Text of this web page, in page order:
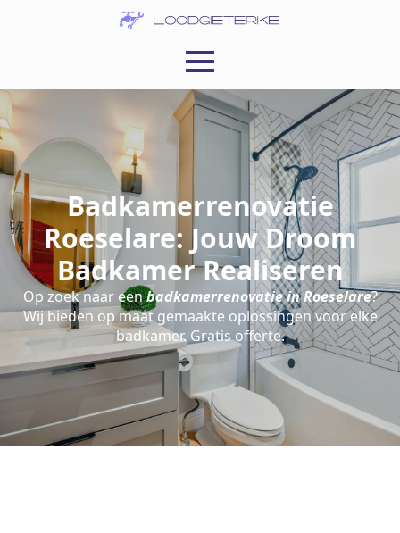
Badkamerrenovatie
Roeselare: Jouw Droom
Badkamer Realiseren
Op zoek naar eenbadkamerrenovatie in Roeselare?
Wij bieden op maat gemaakte oplossingen voor elke
badkamer. Gratis offerte.